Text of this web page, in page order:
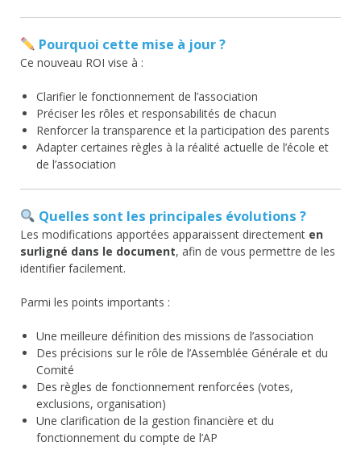
Pourquoi cette mise à jour ?
Ce nouveau ROI vise à :
Clarifier le fonctionnement de l’association
Préciser les rôles et responsabilités de chacun
Renforcer la transparence et la participation des parents
Adapter certaines règles à la réalité actuelle de l’école et
de l’association
Quelles sont les principales évolutions ?
Les modifications apportées apparaissent directement en
surligné dans le document, afin de vous permettre de les
identifier facilement.
Parmi les points importants :
Une meilleure définition des missions de l’association
Des précisions sur le rôle de l’Assemblée Générale et du
Comité
Des règles de fonctionnement renforcées (votes,
exclusions, organisation)
Une clarification de la gestion financière et du
fonctionnement du compte de l’AP